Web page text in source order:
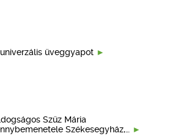
üveggyapot
Szűz Mária
Székesegyház,…